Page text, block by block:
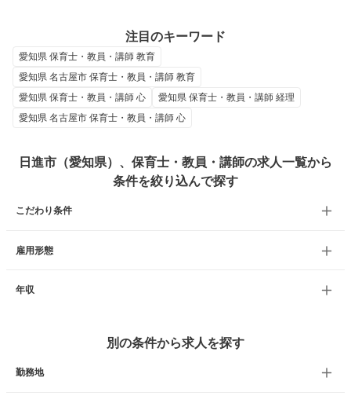
注目のキーワード
愛知県 保育士・教員・講師 教育
愛知県 名古屋市 保育士・教員・講師 教育
愛知県 保育士・教員・講師 心
愛知県 保育士・教員・講師 経理
愛知県 名古屋市 保育士・教員・講師 心
日進市（愛知県）、保育士・教員・講師の求人一覧から
条件を絞り込んで探す
こだわり条件
雇用形態
年収
別の条件から求人を探す
勤務地